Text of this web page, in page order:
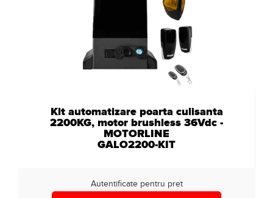
Kit automatizare poarta culisanta
2200KG, motor brushless 36Vdc -
MOTORLINE
GALO2200-KIT
Autentificate pentru pret